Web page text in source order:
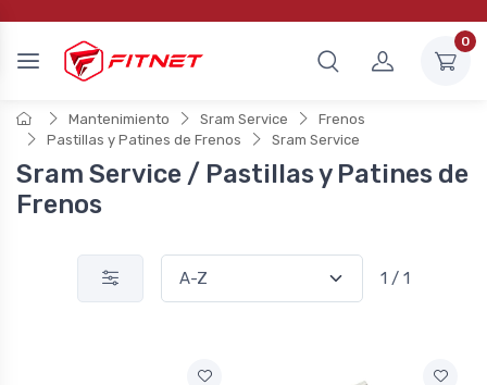
0
Mantenimiento Sram Service
Frenos
Pastillas y Patines de Frenos
Sram Service
Sram Service / Pastillas y Patines de
Frenos
1 / 1